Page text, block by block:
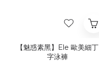
【魅惑素黑】Ele 歐美細丁
字泳褲​